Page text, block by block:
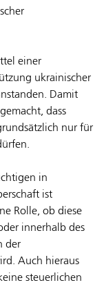
einer
ukrainischer
Damit
dass
nur für
in
ist
Rolle, ob diese
innerhalb des
der
Auch hieraus
steuerlichen